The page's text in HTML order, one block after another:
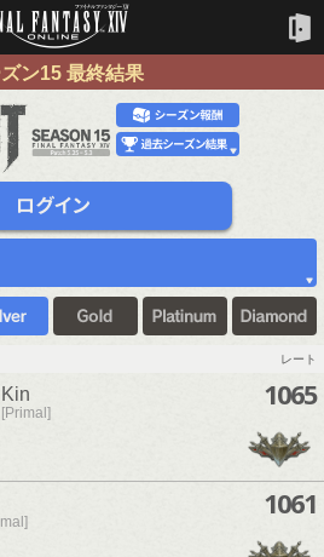
ン15 最終結果
レート
1065
1061